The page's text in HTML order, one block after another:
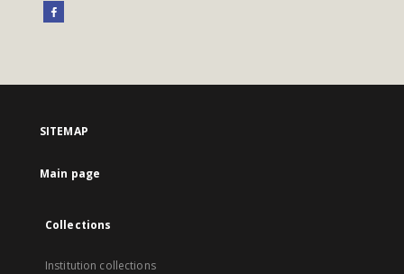
SITEMAP
Main page
Collections
Institution collections